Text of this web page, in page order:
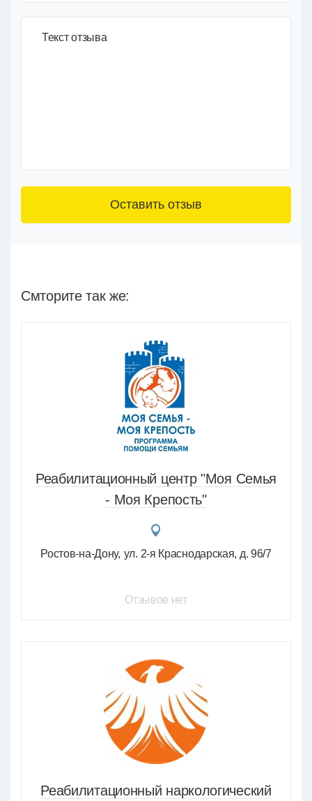
Текст отзыва
Смторите так же:
Реабилитационный центр "Моя Семья
- Моя Крепость"
Ростов-на-Дону ул. 2-я Краснодарская, д. 96/7
Отзывов нет
Реабилитационный наркологический